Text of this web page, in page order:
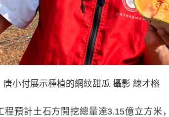
唐小付展示種植的網紋甜瓜 攝影 練才榕
計土石方開挖總量達3.15億立方米